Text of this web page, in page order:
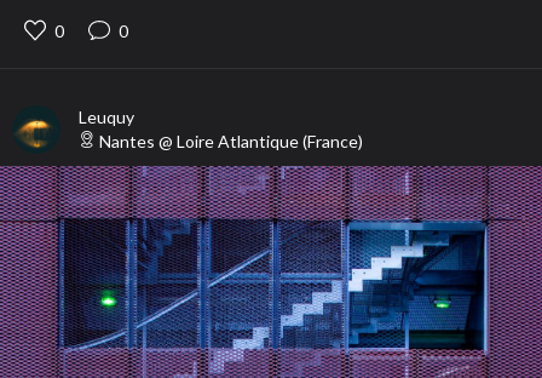
0 0
Leuquy
Nantes @ Loire Atlantique(France)